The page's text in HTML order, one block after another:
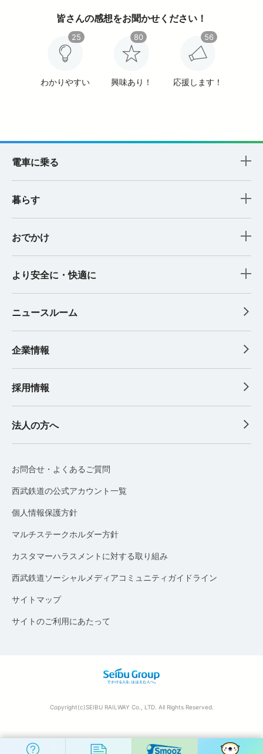
皆さんの感想をお聞かせください！
わかりやすい
25
興味あり！
80
応援します！
56
電車に乗る
暮らす
おでかけ
より安全に・快適に
ニュースルーム
企業情報
採用情報
法人の方へ
お問合せ・よくあるご質問
西武鉄道の公式アカウント一覧
個人情報保護方針
マルチステークホルダー方針
カスタマーハラスメントに対する取り組み
西武鉄道ソーシャルメディアコミュニティガイドライン
サイトマップ
サイトのご利用にあたって
Copyright(c)SEIBU RAILWAY Co., LTD. All Rights Reserved.